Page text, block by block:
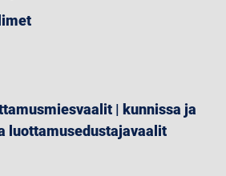
| kunnissa ja
luottamusedustajavaalit